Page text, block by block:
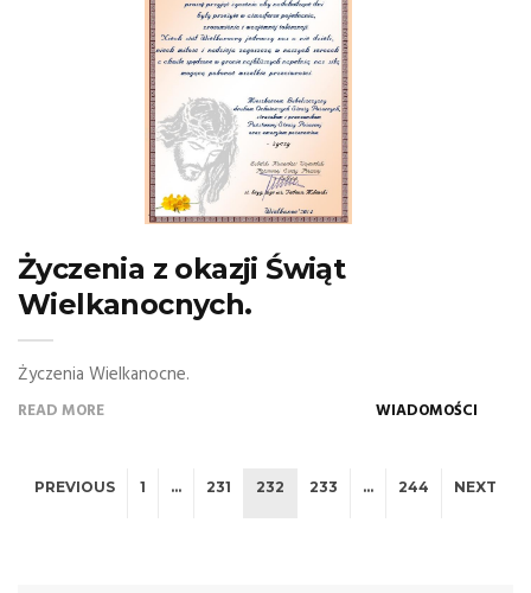
Życzenia z okazji Świąt
Wielkanocnych.
Życzenia Wielkanocne.
READ MORE WIADOMOŚCI
PREVIOUS 1 … 231 232 233 … 244 NEXT